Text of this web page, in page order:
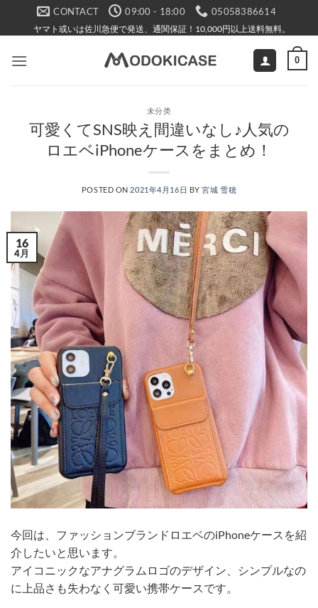
CONTACT 09:00 - 18:00 05058386614
ヤマト或いは佐川急便で発送、通関保証！10,000円以上送料無料。
0
未分类
可愛くてSNS映え間違いなし♪人気の
ロエベiPhoneケースをまとめ！
POSTED ON 2021年4月16日 BY宮城 雪穂
16
4月
今回は、ファッションブランドロエベのiPhoneケースを紹
介したいと思います。
アイコニックなアナグラムロゴのデザイン、シンプルなの
に上品さも失わなく可愛い携帯ケースです。